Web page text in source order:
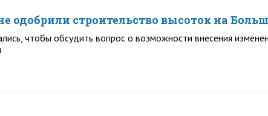
одобрили строительство высоток на
чтобы обсудить вопрос о возможности внесения